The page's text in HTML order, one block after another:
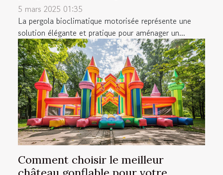
5 mars 2025 01:35
La pergola bioclimatique motorisée représente une
solution élégante et pratique pour aménager un...
Comment choisir le meilleur